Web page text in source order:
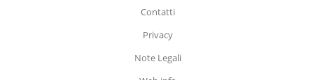
Contatti
Privacy
Note Legali